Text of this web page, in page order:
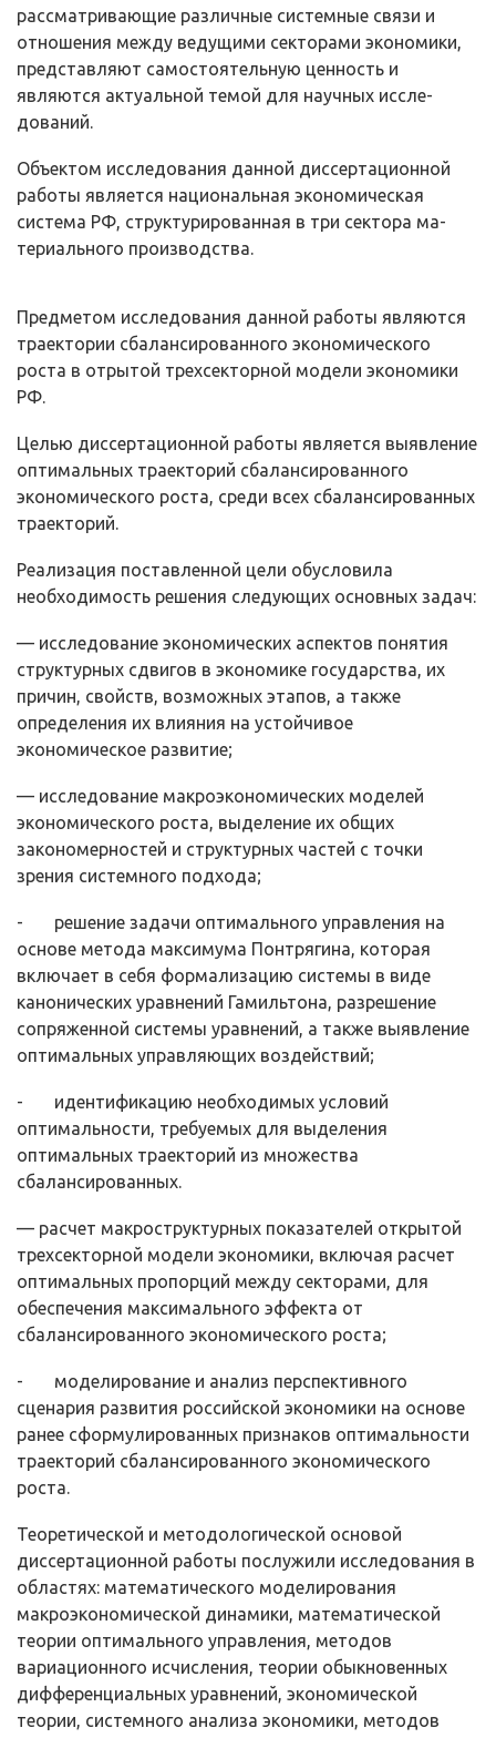
рассматривающие различные системные связи и
отношения между ведущими секторами экономики,
представляют самостоятельную ценность и
являются актуальной темой для научных иссле­
дований.
Объектом исследования данной диссертационной
работы является на­циональная экономическая
система РФ, структурированная в три сектора ма­
териального производства.
Предметом исследования данной работы являются
траектории сба­лансированного экономического
роста в отрытой трехсекторной модели эко­номики
РФ.
Целью диссертационной работы является выявление
оптимальных траекторий сбалансированного
экономического роста, среди всех сбаланси­рованных
траекторий.
Реализация поставленной цели обусловила
необходимость решения следующих основных задач:
— исследование экономических аспектов понятия
структурных сдви­гов в экономике государства, их
причин, свойств, возможных этапов, а также
определения их влияния на устойчивое
экономическое развитие;
— исследование макроэкономических моделей
экономического роста, выделение их общих
закономерностей и структурных частей с точки
зрения системного подхода;
- решение задачи оптимального управления на
основе метода макси­мума Понтрягина, которая
включает в себя формализацию системы в виде
канонических уравнений Гамильтона, разрешение
сопряженной системы уравнений, а также выявление
оптимальных управляющих воздействий;
- идентификацию необходимых условий
оптимальности, требуемых для выделения
оптимальных траекторий из множества
сбалансированных.
— расчет макроструктурных показателей открытой
трехсекторной мо­дели экономики, включая расчет
оптимальных пропорций между секторами, для
обеспечения максимального эффекта от
сбалансированного экономиче­ского роста;
- моделирование и анализ перспективного
сценария развития россий­ской экономики на основе
ранее сформулированных признаков оптимально­сти
траекторий сбалансированного экономического
роста.
Теоретической и методологической основой
диссертационной ра­боты послужили исследования в
областях: математического моделирова­ния
макроэкономической динамики, математической
теории оптимального управления, методов
вариационного исчисления, теории обыкновенных
диф­ференциальных уравнений, экономической
теории, системного анализа эко­номики, методов